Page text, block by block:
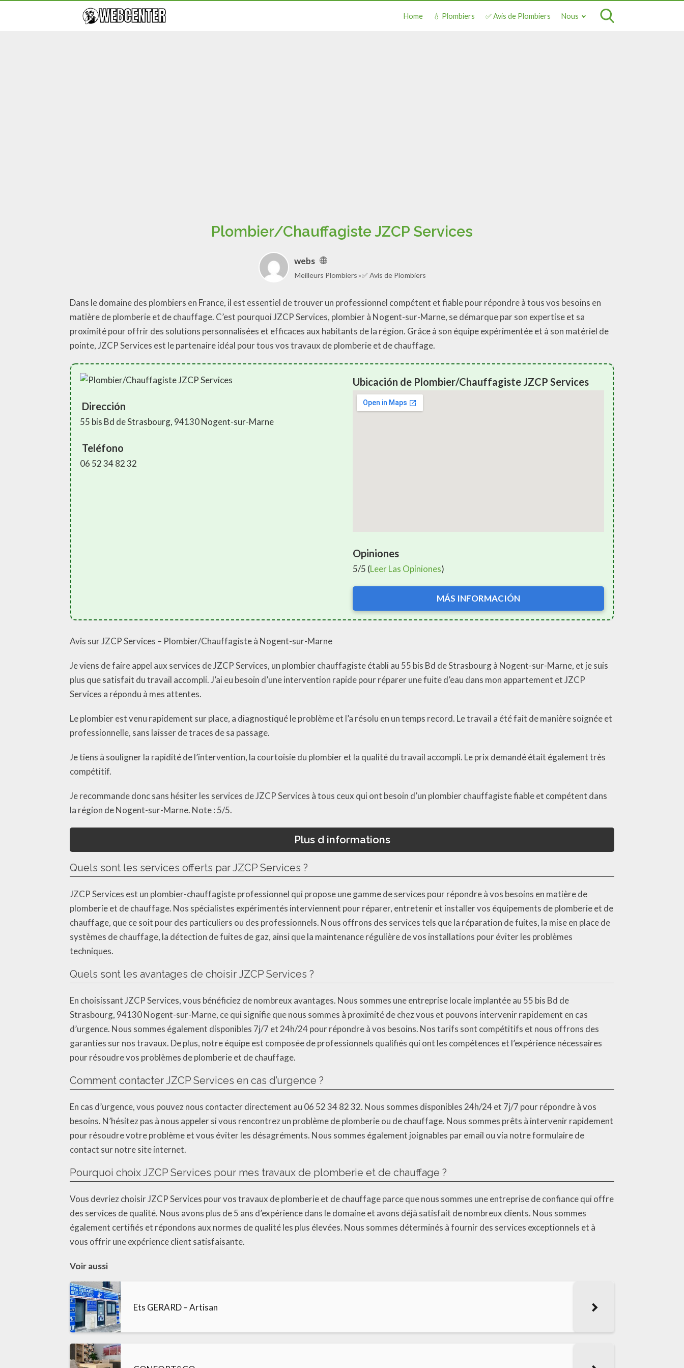
Home 💧 Plombiers ✅ Avis de Plombiers Nous
Plombier/Chauffagiste JZCP Services
webs
Meilleurs Plombiers ✅ Avis de Plombiers
Dans le domaine des plombiers en France, il est essentiel de trouver un professionnel compétent et fiable pour répondre à tous vos besoins en
matière de plomberie et de chauffage. C’est pourquoi JZCP Services, plombier à Nogent-sur-Marne, se démarque par son expertise et sa
proximité pour offrir des solutions personnalisées et efficaces aux habitants de la région. Grâce à son équipe expérimentée et à son matériel de
pointe, JZCP Services est le partenaire idéal pour tous vos travaux de plomberie et de chauffage.
Dirección
55 bis Bd de Strasbourg, 94130 Nogent-sur-Marne
Teléfono
06 52 34 82 32
Ubicación de Plombier/Chauffagiste JZCP Services
Opiniones
5/5 (Leer Las Opiniones)
MÁS INFORMACIÓN
Avis sur JZCP Services – Plombier/Chauffagiste à Nogent-sur-Marne
Je viens de faire appel aux services de JZCP Services, un plombier chauffagiste établi au 55 bis Bd de Strasbourg à Nogent-sur-Marne, et je suis
plus que satisfait du travail accompli. J’ai eu besoin d’une intervention rapide pour réparer une fuite d’eau dans mon appartement et JZCP
Services a répondu à mes attentes.
Le plombier est venu rapidement sur place, a diagnostiqué le problème et l’a résolu en un temps record. Le travail a été fait de manière soignée et
professionnelle, sans laisser de traces de sa passage.
Je tiens à souligner la rapidité de l’intervention, la courtoisie du plombier et la qualité du travail accompli. Le prix demandé était également très
compétitif.
Je recommande donc sans hésiter les services de JZCP Services à tous ceux qui ont besoin d’un plombier chauffagiste fiable et compétent dans
la région de Nogent-sur-Marne. Note : 5/5.
Plus d informations
Quels sont les services offerts par JZCP Services ?
JZCP Services est un plombier-chauffagiste professionnel qui propose une gamme de services pour répondre à vos besoins en matière de
plomberie et de chauffage. Nos spécialistes expérimentés interviennent pour réparer, entretenir et installer vos équipements de plomberie et de
chauffage, que ce soit pour des particuliers ou des professionnels. Nous offrons des services tels que la réparation de fuites, la mise en place de
systèmes de chauffage, la détection de fuites de gaz, ainsi que la maintenance régulière de vos installations pour éviter les problèmes
techniques.
Quels sont les avantages de choisir JZCP Services ?
En choisissant JZCP Services, vous bénéficiez de nombreux avantages. Nous sommes une entreprise locale implantée au 55 bis Bd de
Strasbourg, 94130 Nogent-sur-Marne, ce qui signifie que nous sommes à proximité de chez vous et pouvons intervenir rapidement en cas
d’urgence. Nous sommes également disponibles 7j/7 et 24h/24 pour répondre à vos besoins. Nos tarifs sont compétitifs et nous offrons des
garanties sur nos travaux. De plus, notre équipe est composée de professionnels qualifiés qui ont les compétences et l’expérience nécessaires
pour résoudre vos problèmes de plomberie et de chauffage.
Comment contacter JZCP Services en cas d’urgence ?
En cas d’urgence, vous pouvez nous contacter directement au 06 52 34 82 32. Nous sommes disponibles 24h/24 et 7j/7 pour répondre à vos
besoins. N’hésitez pas à nous appeler si vous rencontrez un problème de plomberie ou de chauffage. Nous sommes prêts à intervenir rapidement
pour résoudre votre problème et vous éviter les désagréments. Nous sommes également joignables par email ou via notre formulaire de
contact sur notre site internet.
Pourquoi choix JZCP Services pour mes travaux de plomberie et de chauffage ?
Vous devriez choisir JZCP Services pour vos travaux de plomberie et de chauffage parce que nous sommes une entreprise de confiance qui offre
des services de qualité. Nous avons plus de 5 ans d’expérience dans le domaine et avons déjà satisfait de nombreux clients. Nous sommes
également certifiés et répondons aux normes de qualité les plus élevées. Nous sommes déterminés à fournir des services exceptionnels et à
vous offrir une expérience client satisfaisante.
Voir aussi
Ets GERARD – Artisan